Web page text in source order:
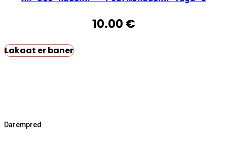
10.00 €
Lakaat er baner
Darempred